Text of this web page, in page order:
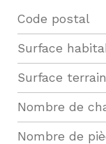
Label Value
Code postal
Surface
surface terrain
Nombre de
Nombre de